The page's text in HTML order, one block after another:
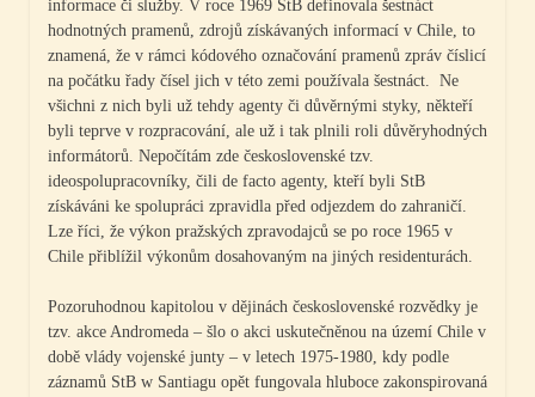
informace či služby. V roce 1969 StB definovala šestnáct
hodnotných pramenů, zdrojů získávaných informací v Chile, to
znamená, že v rámci kódového označování pramenů zpráv číslicí
na počátku řady čísel jich v této zemi používala šestnáct. Ne
všichni z nich byli už tehdy agenty či důvěrnými styky, někteří
byli teprve v rozpracování, ale už i tak plnili roli důvěryhodných
informátorů. Nepočítám zde československé tzv.
ideospolupracovníky, čili de facto agenty, kteří byli StB
získáváni ke spolupráci zpravidla před odjezdem do zahraničí.
Lze říci, že výkon pražských zpravodajců se po roce 1965 v
Chile přiblížil výkonům dosahovaným na jiných residenturách.
Pozoruhodnou kapitolou v dějinách československé rozvědky je
tzv. akce Andromeda – šlo o akci uskutečněnou na území Chile v
době vlády vojenské junty – v letech 1975-1980, kdy podle
záznamů StB w Santiagu opět fungovala hluboce zakonspirovaná